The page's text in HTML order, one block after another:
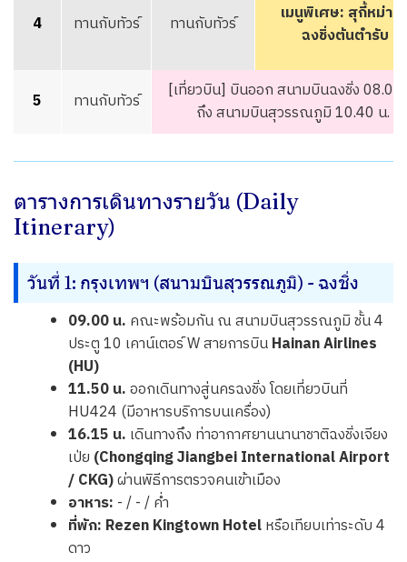
4 ทานกับทัวร์ ทานกับทัวร์
เมนูพิเศษ: สุกี้หม่าล่
ฉงชิ่งต้นตำรับ
5 ทานกับทัวร์
[เที่ยวบิน] บินออก สนามบินฉงชิ่ง 08.05
ถึง สนามบินสุวรรณภูมิ 10.40 น.
ตารางการเดินทางรายวัน (Daily
Itinerary)
วันที่ 1: กรุงเทพฯ (สนามบินสุวรรณภูมิ) - ฉงชิ่ง
09.00 น. คณะพร้อมกัน ณ สนามบินสุวรรณภูมิ ชั้น 4
ประตู 10 เคาน์เตอร์ W สายการบินHainan Airlines
(HU)
11.50 น.ออกเดินทางสู่นครฉงชิ่ง โดยเที่ยวบินที่
HU424 (มีอาหารบริการบนเครื่อง)
16.15 น. เดินทางถึง ท่าอากาศยานนานาชาติฉงชิ่งเจียง
เป่ย (Chongqing Jiangbei International Airport
/ CKG)ผ่านพิธีการตรวจคนเข้าเมือง
อาหาร: - / - / ค่ำ
ที่พัก: Rezen Kingtown Hotelหรือเทียบเท่าระดับ 4
ดาว